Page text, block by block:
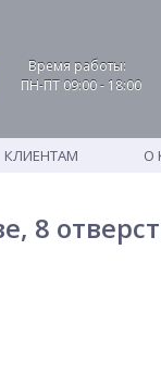
Время работы:
ПН-ПТ 09:00 - 18:00
КЛИЕНТАМ О
8